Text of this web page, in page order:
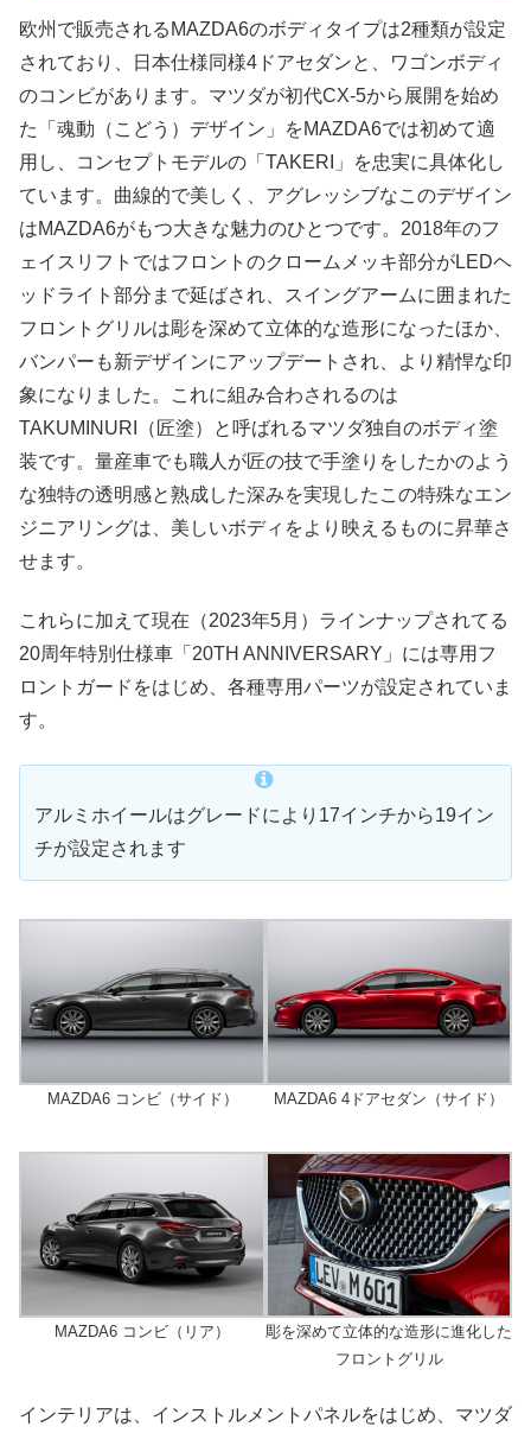
欧州で販売されるMAZDA6のボディタイプは2種類が設定
されており、日本仕様同様4ドアセダンと、ワゴンボディ
のコンビがあります。マツダが初代CX-5から展開を始め
た「魂動（こどう）デザイン」をMAZDA6では初めて適
用し、コンセプトモデルの「TAKERI」を忠実に具体化し
ています。曲線的で美しく、アグレッシブなこのデザイン
はMAZDA6がもつ大きな魅力のひとつです。2018年のフ
ェイスリフトではフロントのクロームメッキ部分がLEDヘ
ッドライト部分まで延ばされ、スイングアームに囲まれた
フロントグリルは彫を深めて立体的な造形になったほか、
バンパーも新デザインにアップデートされ、より精悍な印
象になりました。これに組み合わされるのは
TAKUMINURI（匠塗）と呼ばれるマツダ独自のボディ塗
装です。量産車でも職人が匠の技で手塗りをしたかのよう
な独特の透明感と熟成した深みを実現したこの特殊なエン
ジニアリングは、美しいボディをより映えるものに昇華さ
せます。
これらに加えて現在（2023年5月）ラインナップされてる
20周年特別仕様車「20TH ANNIVERSARY」には専用フ
ロントガードをはじめ、各種専用パーツが設定されていま
す。
アルミホイールはグレードにより17インチから19イン
チが設定されます
MAZDA6 コンビ（サイド） MAZDA6 4ドアセダン（サイド）
MAZDA6 コンビ（リア）
彫を深めて立体的な造形に進化した
フロントグリル
インテリアは、インストルメントパネルをはじめ、マツダ